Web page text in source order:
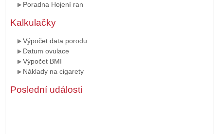
Poradna Hojení ran
Kalkulačky
Výpočet data porodu
Datum ovulace
Výpočet BMI
Náklady na cigarety
Poslední události